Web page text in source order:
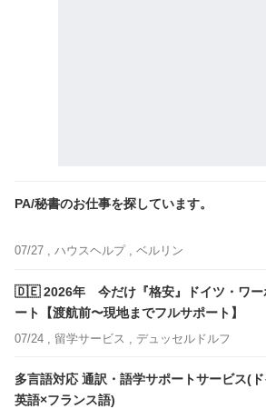
PA/秘書のお仕事を探しています。
07/27 , ハウスヘルプ , ベルリン
🇩🇪 2026年 今だけ『格安』ドイツ・ワー
ート【渡航前〜現地までフルサポート】
07/24 , 留学サービス , デュッセルドルフ
多言語対応 通訳・語学サポートサービス(
英語×フランス語)